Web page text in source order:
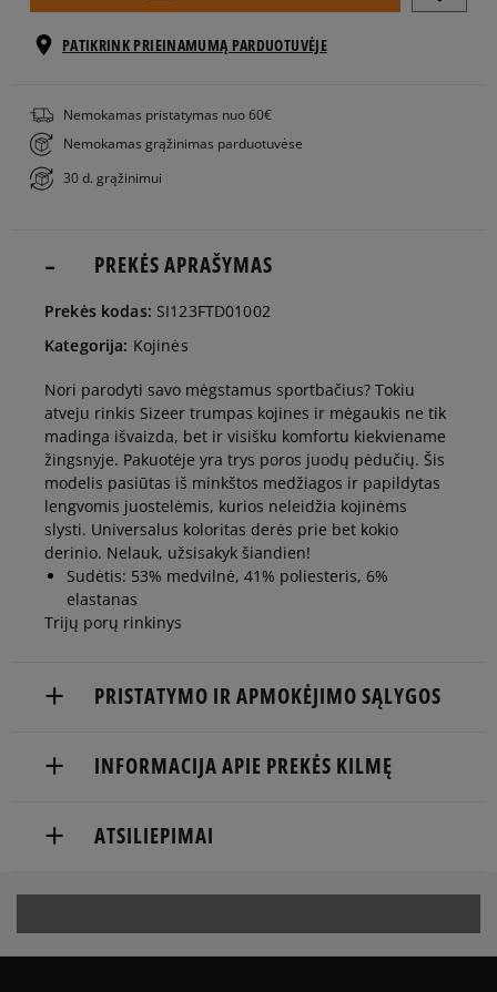
PATIKRINK PRIEINAMUMĄ PARDUOTUVĖJE
Nemokamas pristatymas nuo 60€
Nemokamas grąžinimas parduotuvėse
30 d. grąžinimui
PREKĖS APRAŠYMAS
Prekės kodas: SI123FTD01002
Kategorija: Kojinės
Nori parodyti savo mėgstamus sportbačius? Tokiu
atveju rinkis Sizeer trumpas kojines ir mėgaukis ne tik
madinga išvaizda, bet ir visišku komfortu kiekviename
žingsnyje. Pakuotėje yra trys poros juodų pėdučių. Šis
modelis pasiūtas iš minkštos medžiagos ir papildytas
lengvomis juostelėmis, kurios neleidžia kojinėms
slysti. Universalus koloritas derės prie bet kokio
derinio. Nelauk, užsisakyk šiandien!
Sudėtis: 53% medvilnė, 41% poliesteris, 6%
elastanas
Trijų porų rinkinys
PRISTATYMO IR APMOKĖJIMO SĄLYGOS
Pristatymas:
į paštomatą
INFORMACIJA APIE PREKĖS KILMĘ
os. Dywizjonu 303 Paw. 1
ATSILIEPIMAI
5.0